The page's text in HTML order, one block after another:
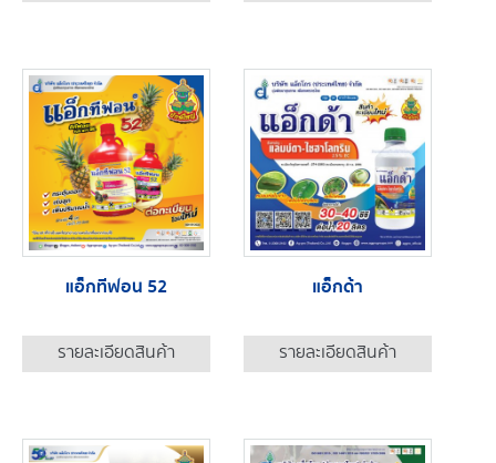
แอ็กทีฟอน 52
รายละเอียดสินค้า
แอ็กด้า
รายละเอียดสินค้า